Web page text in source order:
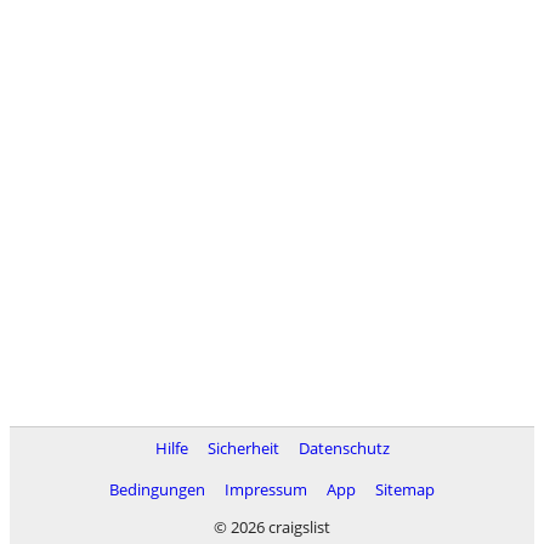
Hilfe Sicherheit
Datenschutz
Bedingungen
Impressum App
Sitemap
© 2026 craigslist